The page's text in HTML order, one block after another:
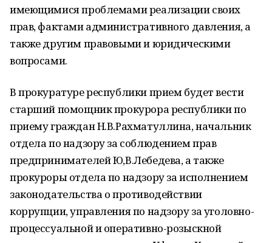
имеющимися проблемами реализации своих
прав, фактами административного давления, а
также другим правовыми и юридическими
вопросами.
В прокуратуре республики прием будет вести
старший помощник прокурора республики по
приему граждан Н.В.Рахматуллина, начальник
отдела по надзору за соблюдением прав
предпринимателей Ю,В.Лебедева, а также
прокуроры отдела по надзору за исполнением
законодательства о противодействии
коррупции, управления по надзору за уголовно-
процессуальной и оперативно-розыскной